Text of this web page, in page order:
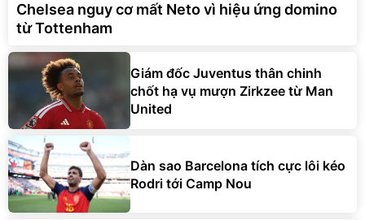
Chelsea nguy cơ mất Neto vì hiệu ứng domino
từ Tottenham
Giám đốc Juventus thân chinh
chốt hạ vụ mượn Zirkzee từ Man
United
Dàn sao Barcelona tích cực lôi kéo
Rodri tới Camp Nou